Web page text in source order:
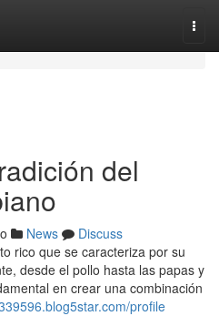
del
News
Discuss
rico que se caracteriza por su
desde el pollo hasta las papas y
en crear una combinación
profile